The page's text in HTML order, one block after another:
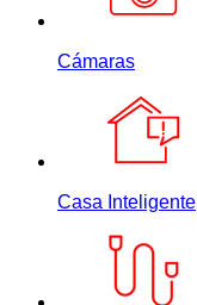
Cámaras
Casa Inteligente